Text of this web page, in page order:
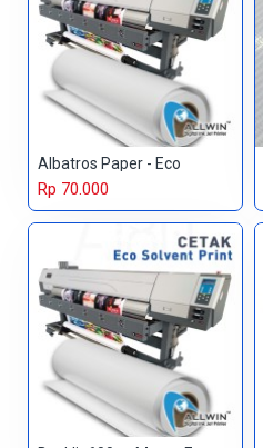
Albatros Paper - Eco
Rp 70.000